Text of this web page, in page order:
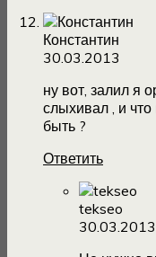
Константин
30.03.2013
ну вот, залил я
слыхивал , и
быть ?
Ответить
tekseo
30.03.2013